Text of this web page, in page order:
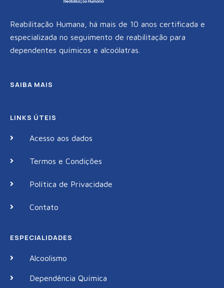
Reabilitação Humana, há mais de 10 anos certificada e
especializada no seguimento de reabilitação para
dependentes químicos e alcoólatras.
SAIBA MAIS
LINKS ÚTEIS
Acesso aos dados
Termos e Condições
Política de Privacidade
Contato
ESPECIALIDADES
Alcoolismo
Dependência Química